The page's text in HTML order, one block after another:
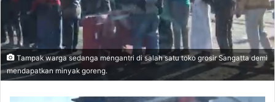
i
Tampak warga sedanga mengantri di salah satu toko grosir Sangatta demi
mendapatkan minyak goreng.